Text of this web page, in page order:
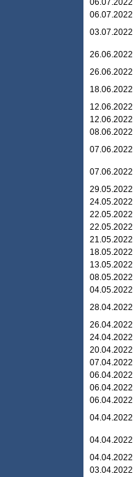
06.07.2022
06.07.2022
03.07.2022
26.06.2022
26.06.2022
18.06.2022
12.06.2022
12.06.2022
08.06.2022
07.06.2022
07.06.2022
29.05.2022
24.05.2022
22.05.2022
22.05.2022
21.05.2022
18.05.2022
13.05.2022
08.05.2022
04.05.2022
28.04.2022
26.04.2022
24.04.2022
20.04.2022
07.04.2022
06.04.2022
06.04.2022
06.04.2022
04.04.2022
04.04.2022
04.04.2022
03.04.2022